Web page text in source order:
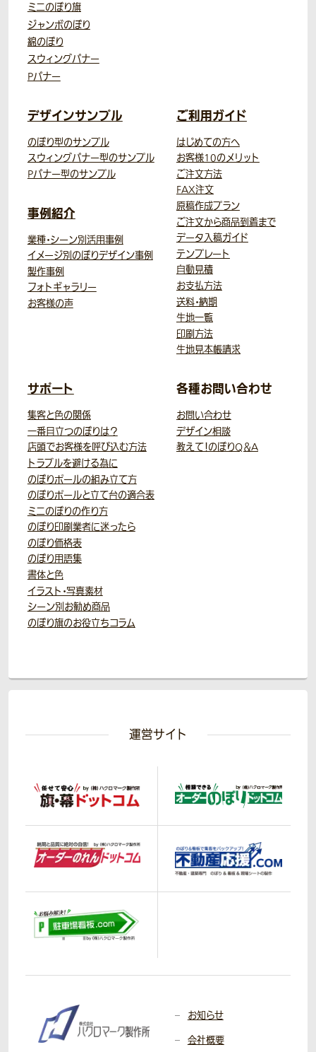
ミニのぼり旗
ジャンボのぼり
綿のぼり
スウィングバナー
Pバナー
デザインサンプル
のぼり型のサンプル
スウィングバナー型のサンプル
Pバナー型のサンプル
事例紹介
業種・シーン別活用事例
イメージ別のぼりデザイン事例
製作事例
フォトギャラリー
お客様の声
ご利用ガイド
はじめての方へ
お客様10のメリット
ご注文方法
FAX注文
原稿作成プラン
ご注文から商品到着まで
データ入稿ガイド
テンプレート
自動見積
お支払方法
送料・納期
生地一覧
印刷方法
生地見本帳請求
サポート
集客と色の関係
一番目立つのぼりは？
店頭でお客様を呼び込む方法
トラブルを避ける為に
のぼりポールの組み立て方
のぼりポールと立て台の適合表
ミニのぼりの作り方
のぼり印刷業者に迷ったら
のぼり価格表
のぼり用語集
書体と色
イラスト・写真素材
シーン別お勧め商品
のぼり旗のお役立ちコラム
各種お問い合わせ
お問い合わせ
デザイン相談
教えて！のぼりQ＆A
運営サイト
お知らせ
会社概要